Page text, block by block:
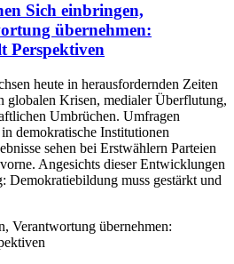
Sich einbringen,
übernehmen:
Perspektiven
heute in herausfordernden Zeiten
globalen Krisen, medialer Überflutung,
Umbrüchen. Umfragen
demokratische Institutionen
sehen bei Erstwählern Parteien
Angesichts dieser Entwicklungen
Demokratiebildung muss gestärkt und
Verantwortung übernehmen: